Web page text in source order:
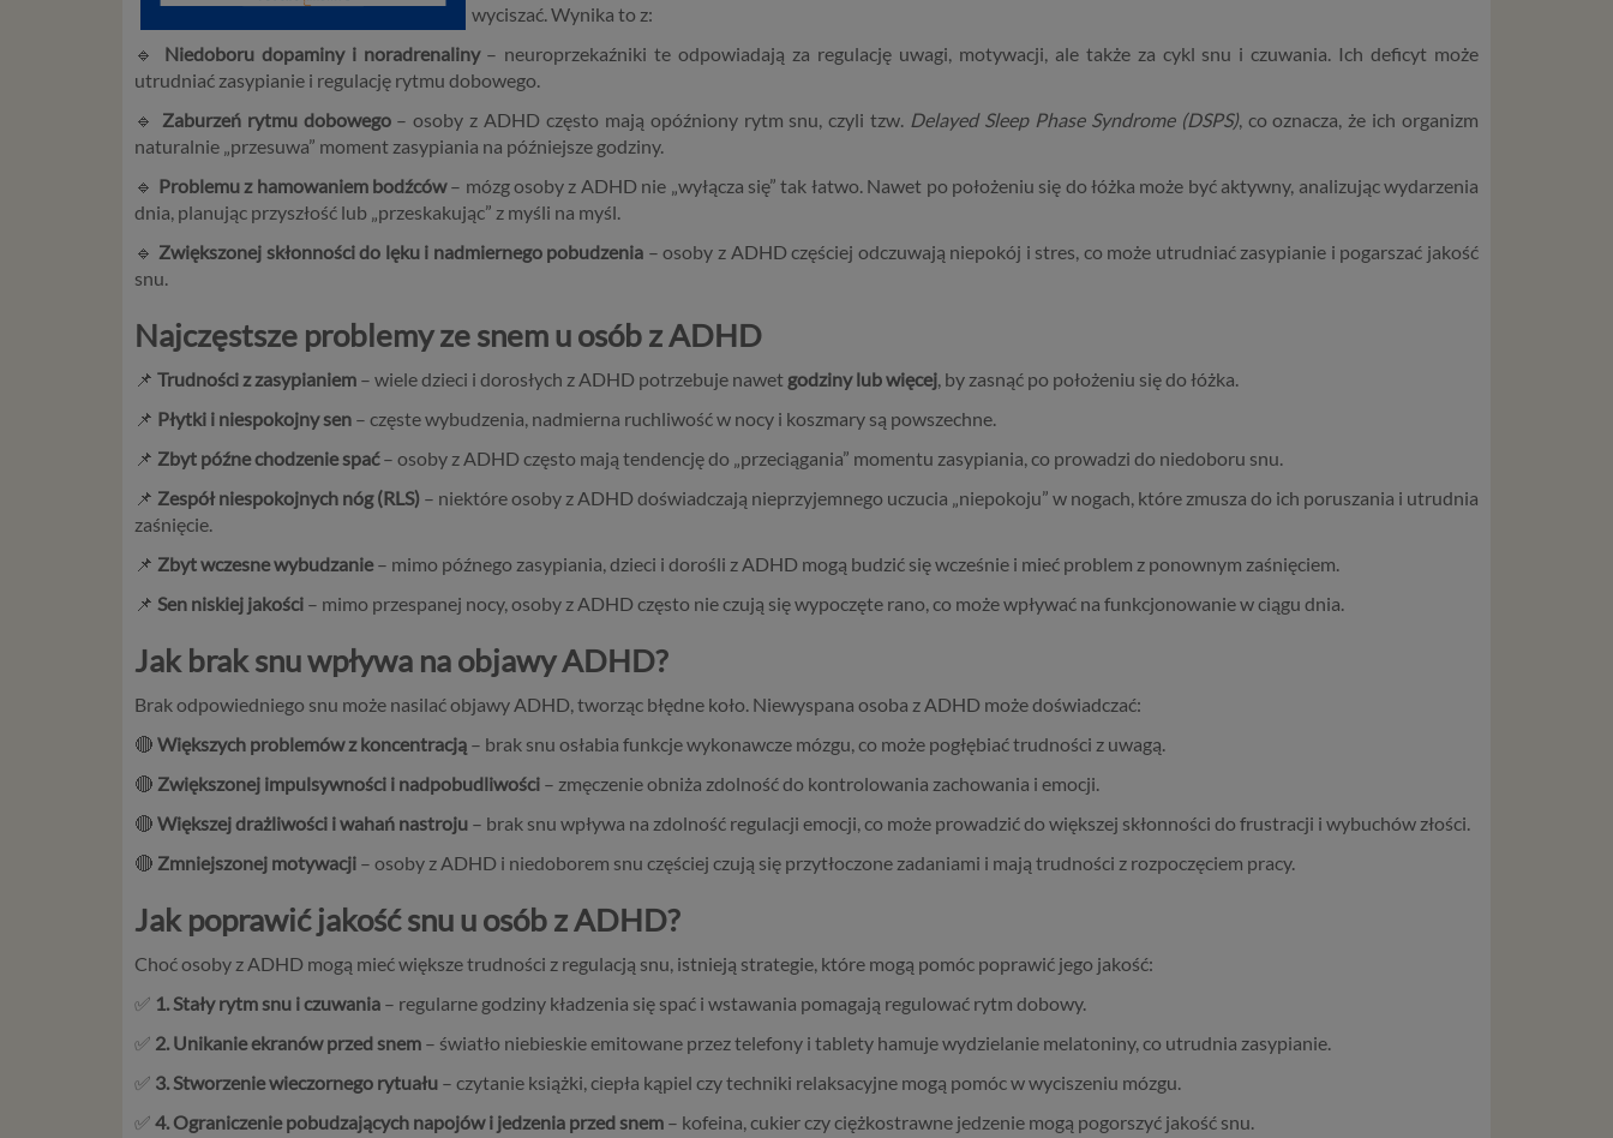
wyciszać. Wynika to z:
🔹 Niedoboru dopaminy i noradrenaliny– neuroprzekaźniki te odpowiadają za regulację uwagi, motywacji, ale także za cykl snu i czuwania. Ich deficyt może
utrudniać zasypianie i regulację rytmu dobowego.
🔹 Zaburzeń rytmu dobowego– osoby z ADHD często mają opóźniony rytm snu, czyli tzw. Delayed Sleep Phase Syndrome (DSPS), co oznacza, że ich organizm
naturalnie „przesuwa” moment zasypiania na późniejsze godziny.
🔹 Problemu z hamowaniem bodźców– mózg osoby z ADHD nie „wyłącza się” tak łatwo. Nawet po położeniu się do łóżka może być aktywny, analizując wydarzenia
dnia, planując przyszłość lub „przeskakując” z myśli na myśl.
🔹 Zwiększonej skłonności do lęku i nadmiernego pobudzenia – osoby z ADHD częściej odczuwają niepokój i stres, co może utrudniać zasypianie i pogarszać jakość
snu.
Najczęstsze problemy ze snem u osób z ADHD
📌 Trudności z zasypianiem – wiele dzieci i dorosłych z ADHD potrzebuje nawet godziny lub więcej, by zasnąć po położeniu się do łóżka.
📌 Płytki i niespokojny sen – częste wybudzenia, nadmierna ruchliwość w nocy i koszmary są powszechne.
📌 Zbyt późne chodzenie spać– osoby z ADHD często mają tendencję do „przeciągania” momentu zasypiania, co prowadzi do niedoboru snu.
📌 Zespół niespokojnych nóg (RLS) – niektóre osoby z ADHD doświadczają nieprzyjemnego uczucia „niepokoju” w nogach, które zmusza do ich poruszania i utrudnia
zaśnięcie.
📌 Zbyt wczesne wybudzanie– mimo późnego zasypiania, dzieci i dorośli z ADHD mogą budzić się wcześnie i mieć problem z ponownym zaśnięciem.
📌 Sen niskiej jakości – mimo przespanej nocy, osoby z ADHD często nie czują się wypoczęte rano, co może wpływać na funkcjonowanie w ciągu dnia.
Jak brak snu wpływa na objawy ADHD?
Brak odpowiedniego snu może nasilać objawy ADHD, tworząc błędne koło. Niewyspana osoba z ADHD może doświadczać:
🔴 Większych problemów z koncentracją – brak snu osłabia funkcje wykonawcze mózgu, co może pogłębiać trudności z uwagą.
🔴 Zwiększonej impulsywności i nadpobudliwości – zmęczenie obniża zdolność do kontrolowania zachowania i emocji.
🔴 Większej drażliwości i wahań nastroju – brak snu wpływa na zdolność regulacji emocji, co może prowadzić do większej skłonności do frustracji i wybuchów złości.
🔴 Zmniejszonej motywacji – osoby z ADHD i niedoborem snu częściej czują się przytłoczone zadaniami i mają trudności z rozpoczęciem pracy.
Jak poprawić jakość snu u osób z ADHD?
Choć osoby z ADHD mogą mieć większe trudności z regulacją snu, istnieją strategie, które mogą pomóc poprawić jego jakość:
✅ 1. Stały rytm snu i czuwania – regularne godziny kładzenia się spać i wstawania pomagają regulować rytm dobowy.
✅ 2. Unikanie ekranów przed snem – światło niebieskie emitowane przez telefony i tablety hamuje wydzielanie melatoniny, co utrudnia zasypianie.
✅ 3. Stworzenie wieczornego rytuału – czytanie książki, ciepła kąpiel czy techniki relaksacyjne mogą pomóc w wyciszeniu mózgu.
✅ 4. Ograniczenie pobudzających napojów i jedzenia przed snem – kofeina, cukier czy ciężkostrawne jedzenie mogą pogorszyć jakość snu.